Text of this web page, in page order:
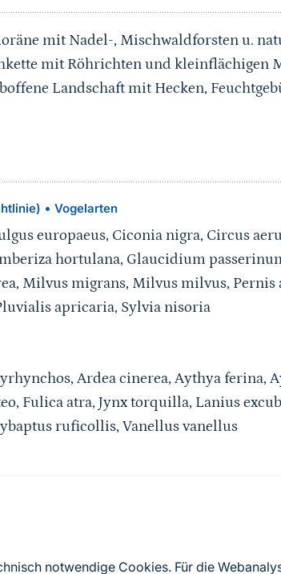
notwendige Cookies. Für die
mit Nadel-, Mischwaldforsten u.
mit Röhrichten und kleinflächigen
Landschaft mit Hecken,
• Vogelarten
europaeus, Ciconia nigra, Circus
hortulana, Glaucidium
Milvus migrans, Milvus milvus, Pernis
apricaria, Sylvia nisoria
Ardea cinerea, Aythya ferina,
Fulica atra, Jynx torquilla, Lanius
ruficollis, Vanellus vanellus
die EU übermittelten Standarddatenbögen